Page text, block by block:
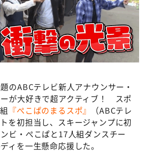
きょうの献立 何にする？～
なり！シーズン２
サラダ
スライブ 正義のミカタ
しゃい！
ポ
のABCテレビ新人アナウンサー・
が大好きで超アクティブ！ スポ
『ぺこぱのまるスポ』
（ABCテレ
を初担当し、スキージャンプに初
ビ・ぺこぱと17人組ダンスチー
ィを一生懸命応援した。